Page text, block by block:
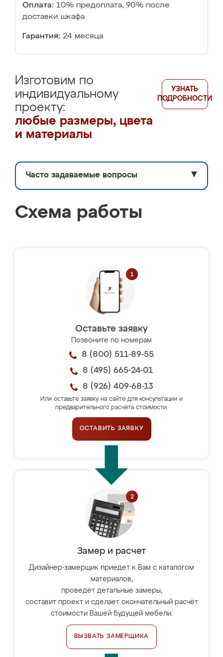
Оплата: 10% предоплата, 90% после
доставки шкафа
Гарантия: 24 месяца
Изготовим по
индивидуальному
проекту:
любые размеры, цвета
и материалы
УЗНАТЬ
ПОДРОБНОСТИ
Часто задаваемые вопросы ▼
Схема работы
Оставьте заявку
Позвоните по номерам
8 (800) 511-89-55
8 (495) 665-24-01
8 (926) 409-68-13
Или оставьте заявку на сайте для консультации и
предварительного расчёта стоимости.
ОСТАВИТЬ ЗАЯВКУ
Замер и расчет
Дизайнер-замерщик приедет к Вам с каталогом
материалов,
проведёт детальные замеры,
составит проект и сделает окончательный расчёт
стоимости Вашей будущей мебели.
ВЫЗВАТЬ ЗАМЕРЩИКА